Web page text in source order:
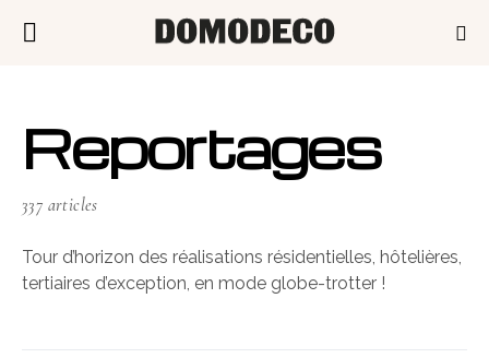
Reportages
337 articles
Tour d’horizon des réalisations résidentielles, hôtelières,
tertiaires d’exception, en mode globe-trotter !